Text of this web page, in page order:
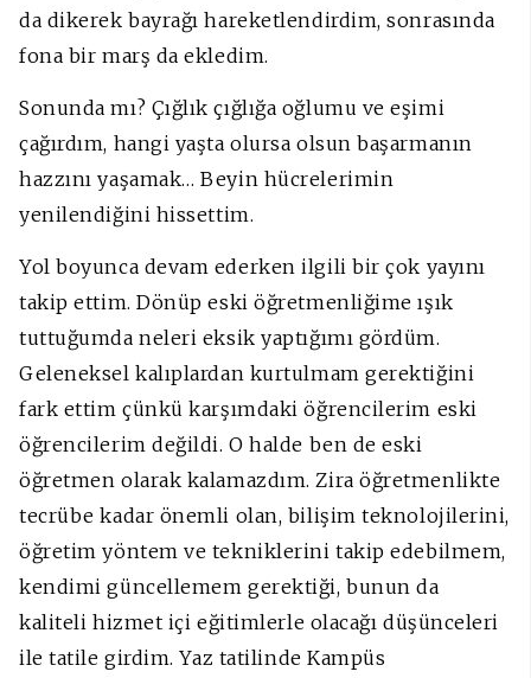
da dikerek bayrağı hareketlendirdim, sonrasında
fona bir marş da ekledim.
Sonunda mı? Çığlık çığlığa oğlumu ve eşimi
çağırdım, hangi yaşta olursa olsun başarmanın
hazzını yaşamak… Beyin hücrelerimin
yenilendiğini hissettim.
Yol boyunca devam ederken ilgili bir çok yayını
takip ettim. Dönüp eski öğretmenliğime ışık
tuttuğumda neleri eksik yaptığımı gördüm.
Geleneksel kalıplardan kurtulmam gerektiğini
fark ettim çünkü karşımdaki öğrencilerim eski
öğrencilerim değildi. O halde ben de eski
öğretmen olarak kalamazdım. Zira öğretmenlikte
tecrübe kadar önemli olan, bilişim teknolojilerini,
öğretim yöntem ve tekniklerini takip edebilmem,
kendimi güncellemem gerektiği, bunun da
kaliteli hizmet içi eğitimlerle olacağı düşünceleri
ile tatile girdim. Yaz tatilinde Kampüs